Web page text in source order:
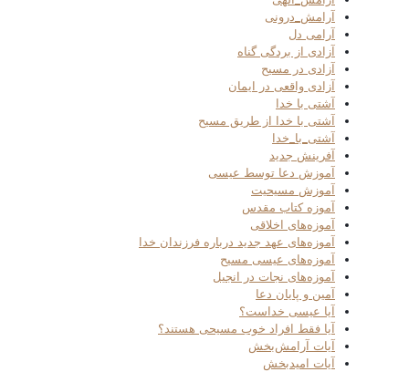
آرامش_درونی
آرامی دل
آزادی از بردگی گناه
آزادی در مسیح
آزادی واقعی در ایمان
آشتی با خدا
آشتی با خدا از طریق مسیح
آشتی_با_خدا
آفرینش جدید
آموزش دعا توسط عیسی
آموزش مسیحیت
آموزه کتاب مقدس
آموزه‌های اخلاقی
آموزه‌های عهد جدید درباره فرزندان خدا
آموزه‌های عیسی مسیح
آموزه‌های نجات در انجیل
آمین و پایان دعا
آیا عیسی خداست؟
آیا فقط افراد خوب مسیحی هستند؟
آیات آرامش‌بخش
آیات امیدبخش